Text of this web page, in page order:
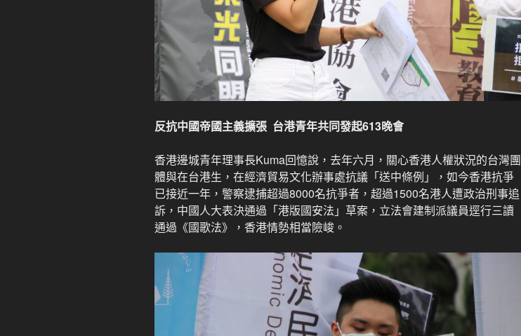
反抗中國帝國主義擴張 台港青年共同發起613晚會
香港邊城青年理事長Kuma回憶說，去年六月，關心香港人權狀況的台灣團
體與在台港生，在經濟貿易文化辦事處抗議「送中條例」，如今香港抗爭
已接近一年，警察逮捕超過8000名抗爭者，超過1500名港人遭政治刑事追
訴，中國人大表決通過「港版國安法」草案，立法會建制派議員逕行三讀
通過《國歌法》，香港情勢相當險峻。